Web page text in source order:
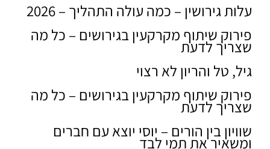
עלות גירושין – כמה עולה התהליך – 2026
פירוק שיתוף מקרקעין בגירושים – כל מה
שצריך לדעת
גיל, טל והריון לא רצוי
פירוק שיתוף מקרקעין בגירושים – כל מה
שצריך לדעת
שוויון בין הורים – יוסי יוצא עם חברים
ומשאיר את תמי לבד